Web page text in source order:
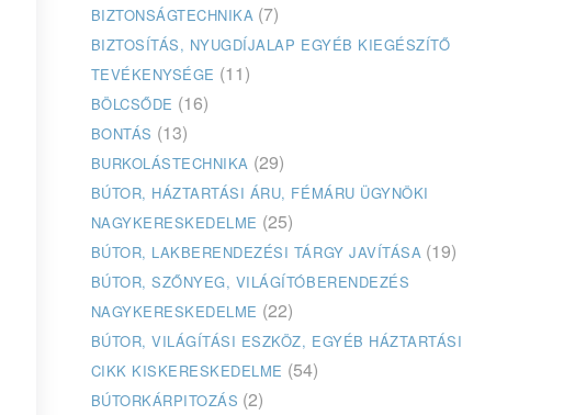
BIZTONSÁGTECHNIKA (7)
BIZTOSÍTÁS, NYUGDÍJALAP EGYÉB KIEGÉSZÍTŐ
TEVÉKENYSÉGE (11)
BÖLCSŐDE (16)
BONTÁS (13)
BURKOLÁSTECHNIKA (29)
BÚTOR, HÁZTARTÁSI ÁRU, FÉMÁRU ÜGYNÖKI
NAGYKERESKEDELME (25)
BÚTOR, LAKBERENDEZÉSI TÁRGY JAVÍTÁSA (19)
BÚTOR, SZŐNYEG, VILÁGÍTÓBERENDEZÉS
NAGYKERESKEDELME (22)
BÚTOR, VILÁGÍTÁSI ESZKÖZ, EGYÉB HÁZTARTÁSI
CIKK KISKERESKEDELME (54)
BÚTORKÁRPITOZÁS (2)